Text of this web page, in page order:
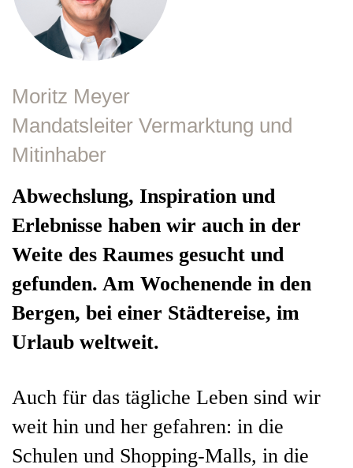
Moritz Meyer
Mandatsleiter Vermarktung und
Mitinhaber
Abwechslung, Inspiration und
Erlebnisse haben wir auch in der
Weite des Raumes gesucht und
gefunden. Am Wochenende in den
Bergen, bei einer Städtereise, im
Urlaub weltweit.
Auch für das tägliche Leben sind wir
weit hin und her gefahren: in die
Schulen und Shopping-Malls, in die